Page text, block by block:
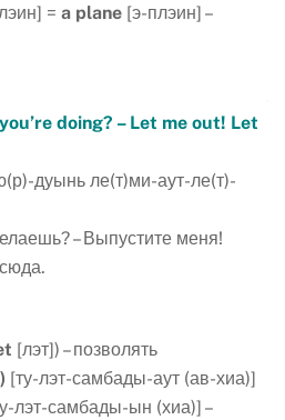
=a plane [э-плэин] –
doing? – Let me out! Let
дуынь ле(т)ми-аут-ле(т)-
– Выпустите меня!
[лэт]) – позволять
[ту-лэт-самбады-аут (ав-хиа)]
лэт-самбады-ын (хиа)] –